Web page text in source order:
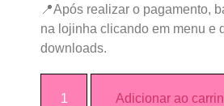
📍Após realizar o pagamento,
na lojinha clicando em menu e
downloads.
Adicionar ao